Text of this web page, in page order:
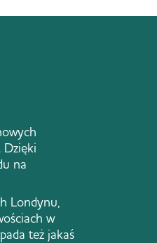
na
Londynu,
w
też jakaś